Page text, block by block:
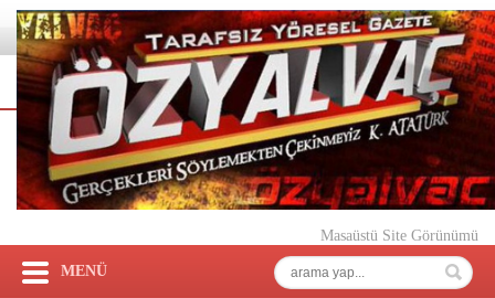
Masaüstü Site Görünümü
MENÜ